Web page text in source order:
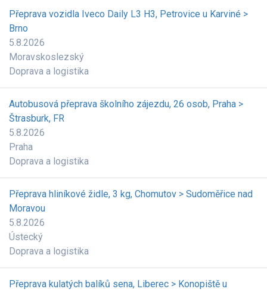
Přeprava vozidla Iveco Daily L3 H3, Petrovice u Karviné >
Brno
5.8.2026
Moravskoslezský
Doprava a logistika
Autobusová přeprava školního zájezdu, 26 osob, Praha >
Štrasburk, FR
5.8.2026
Praha
Doprava a logistika
Přeprava hliníkové židle, 3 kg, Chomutov > Sudoměřice nad
Moravou
5.8.2026
Ústecký
Doprava a logistika
Přeprava kulatých balíků sena, Liberec > Konopiště u